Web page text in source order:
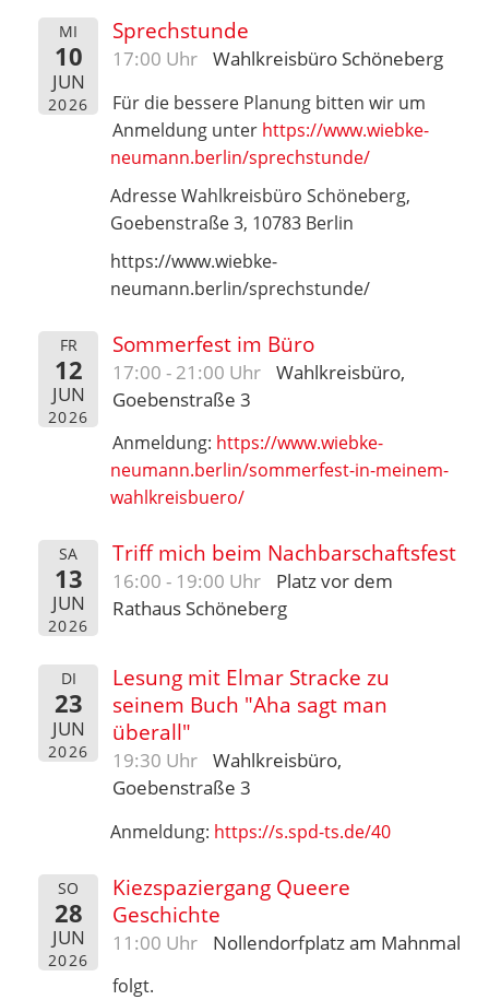
MI
10
JUN
2026
Sprechstunde
17:00 Uhr Wahlkreisbüro Schöneberg
Für die bessere Planung bitten wir um
Anmeldung unter https://www.wiebke-
neumann.berlin/sprechstunde/
Adresse Wahlkreisbüro Schöneberg,
Goebenstraße 3, 10783 Berlin
https://www.wiebke-
neumann.berlin/sprechstunde/
FR
12
JUN
2026
Sommerfest im Büro
17:00 - 21:00 Uhr
Wahlkreisbüro,
Goebenstraße 3
Anmeldung: https://www.wiebke-
neumann.berlin/sommerfest-in-meinem-
wahlkreisbuero/
SA
13
JUN
2026
Triff mich beim Nachbarschaftsfest
16:00 - 19:00 Uhr
Platz vor dem
Rathaus Schöneberg
DI
23
JUN
2026
Lesung mit Elmar Stracke zu
seinem Buch "Aha sagt man
überall"
19:30 Uhr
Wahlkreisbüro,
Goebenstraße 3
Anmeldung: https://s.spd-ts.de/40
SO
28
JUN
2026
Kiezspaziergang Queere
Geschichte
11:00 Uhr Nollendorfplatz am Mahnmal
folgt.